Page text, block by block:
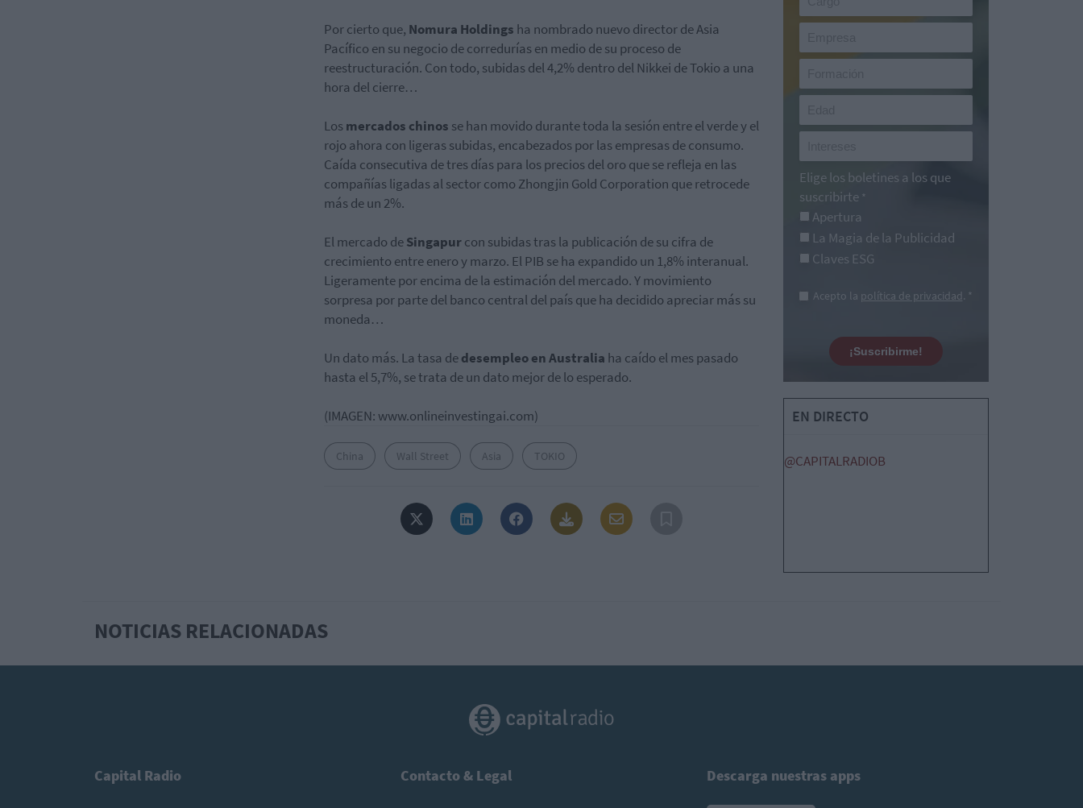
Por cierto que, Nomura Holdings ha nombrado nuevo director de Asia
Pacífico en su negocio de corredurías en medio de su proceso de
reestructuración. Con todo, subidas del 4,2% dentro del Nikkei de Tokio a una
hora del cierre…
Losmercados chinos se han movido durante toda la sesión entre el verde y el
rojo ahora con ligeras subidas, encabezados por las empresas de consumo.
Caída consecutiva de tres días para los precios del oro que se refleja en las
compañías ligadas al sector como Zhongjin Gold Corporation que retrocede
más de un 2%.
El mercado deSingapurcon subidas tras la publicación de su cifra de
crecimiento entre enero y marzo. El PIB se ha expandido un 1,8% interanual.
Ligeramente por encima de la estimación del mercado. Y movimiento
sorpresa por parte del banco central del país que ha decidido apreciar más su
moneda…
Un dato más. La tasa dedesempleo en Australia ha caído el mes pasado
hasta el 5,7%, se trata de un dato mejor de lo esperado.
(IMAGEN: www.onlineinvestingai.com)
China Wall Street Asia TOKIO
Elige los boletines a los que
suscribirte *
Apertura
La Magia de la Publicidad
Claves ESG
Acepto la política de privacidad. *
¡Suscribirme!
EN DIRECTO
@CAPITALRADIOB
NOTICIAS RELACIONADAS
Capital Radio Contacto & Legal Descarga nuestras apps